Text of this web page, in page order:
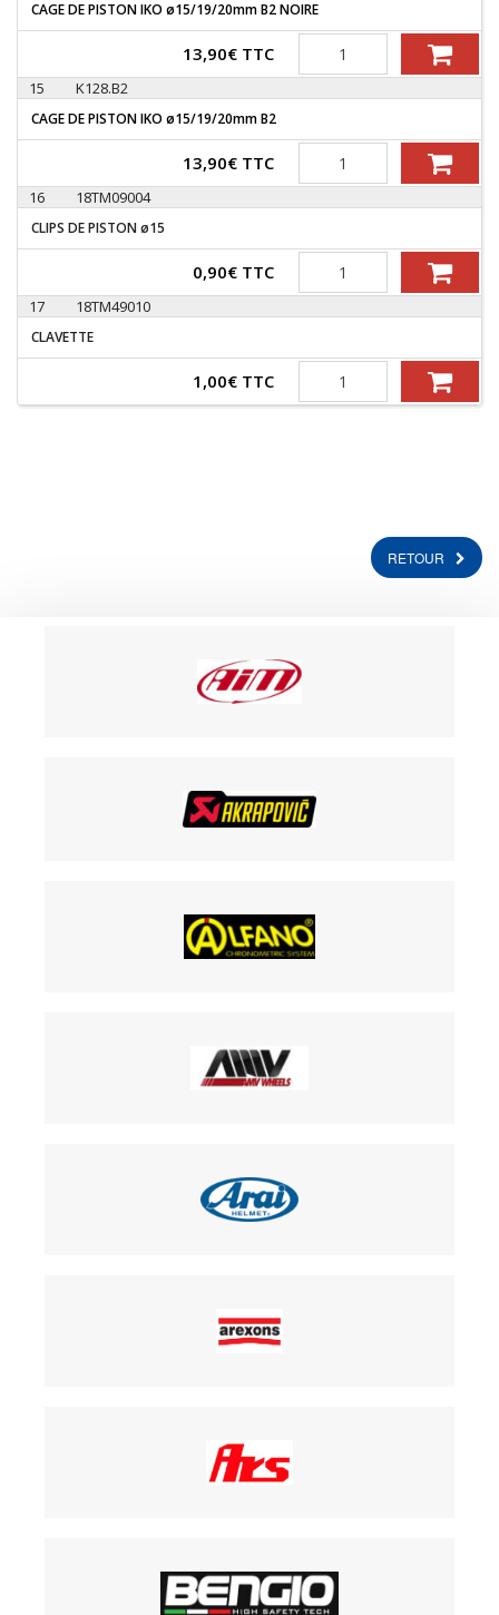
CAGE DE PISTON IKO ø15/19/20mm B2 NOIRE
13,90€ TTC Quantité
15 K128.B2
CAGE DE PISTON IKO ø15/19/20mm B2
13,90€ TTC Quantité
16 18TM09004
CLIPS DE PISTON ø15
0,90€ TTC Quantité
17 18TM49010
CLAVETTE
1,00€ TTC Quantité
RETOUR